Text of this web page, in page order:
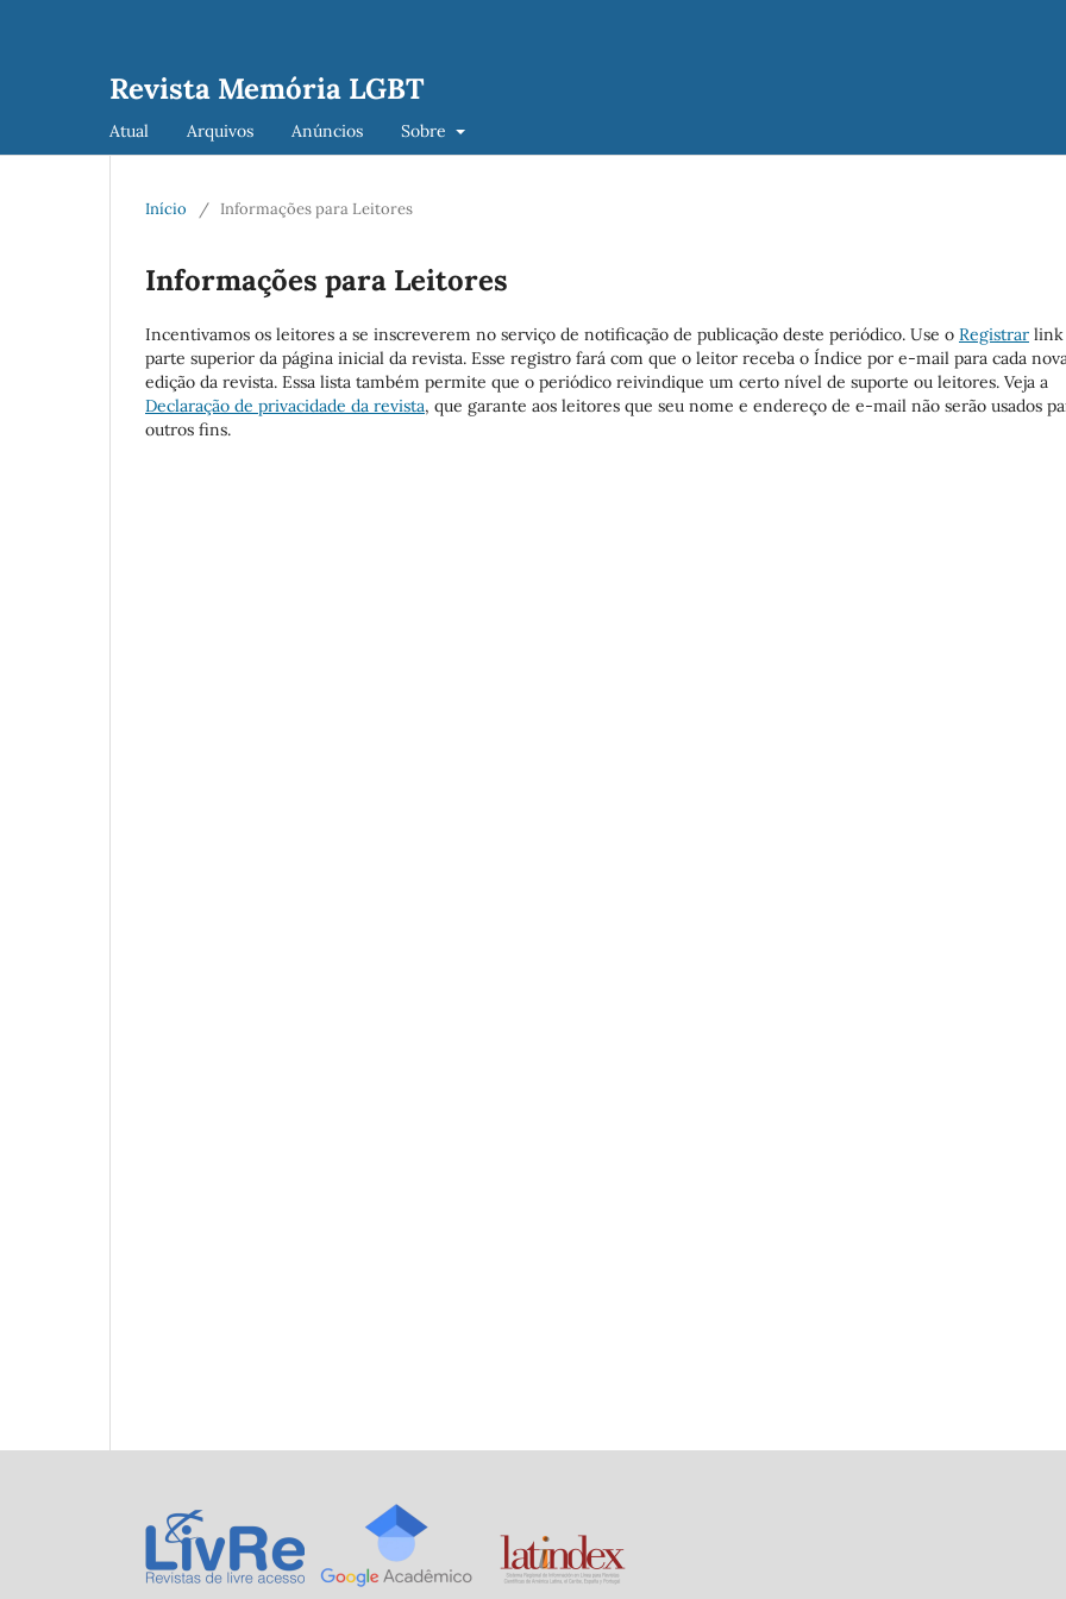
Revista Memória LGBT
Atual Arquivos Anúncios Sobre
Início / Informações para Leitores
Informações para Leitores
Incentivamos os leitores a se inscreverem no serviço de notificação de publicação deste periódico. Use o Registrar link
parte superior da página inicial da revista. Esse registro fará com que o leitor receba o Índice por e-mail para cada
edição da revista. Essa lista também permite que o periódico reivindique um certo nível de suporte ou leitores. Veja a
Declaração de privacidade da revista, que garante aos leitores que seu nome e endereço de e-mail não serão usados
outros fins.